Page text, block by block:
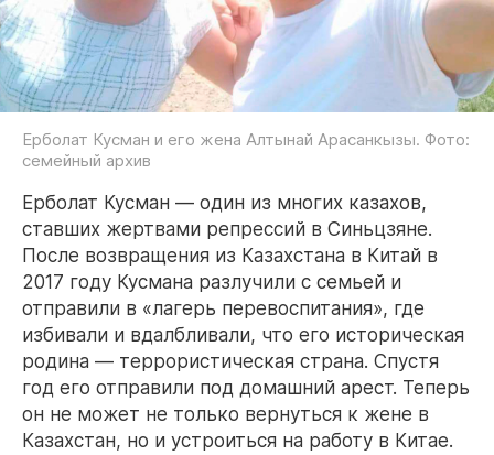
Ерболат Кусман и его жена Алтынай Арасанкызы. Фото:
семейный архив
Ерболат Кусман — один из многих казахов,
ставших жертвами репрессий в Синьцзяне.
После возвращения из Казахстана в Китай в
2017 году Кусмана разлучили с семьей и
отправили в «лагерь перевоспитания», где
избивали и вдалбливали, что его историческая
родина — террористическая страна. Спустя
год его отправили под домашний арест. Теперь
он не может не только вернуться к жене в
Казахстан, но и устроиться на работу в Китае.